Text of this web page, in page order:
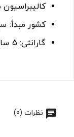
کالیبراسیون
کشور مبدأ:
گارانتی: 5 سال - 10 سال خدمات
نظرات (0)